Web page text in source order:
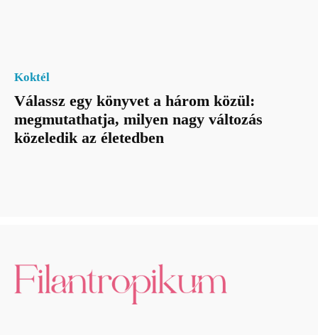
Koktél
Válassz egy könyvet a három közül:
megmutathatja, milyen nagy változás
közeledik az életedben